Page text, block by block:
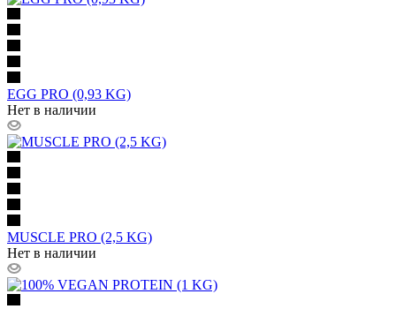
EGG PRO (0,93 KG)
Нет в наличии
MUSCLE PRO (2,5 KG)
Нет в наличии